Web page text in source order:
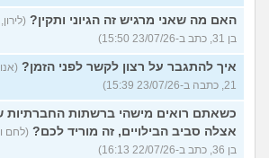
האם מה שאני מרגיש זה הגיוני ותקין? (לירון,
בן 31, כתב ב-23/07/26 15:50)
איך להתגבר על רצון לקשר לפני הזמן?
21, כתבה ב-23/07/26 15:39)
כשאתם רואים מישהי ברשתות החברתיות
אצלה סביב הבילויים, זה מוריד לכם? (לחם
בן 36, כתב ב-22/07/26 16:13)